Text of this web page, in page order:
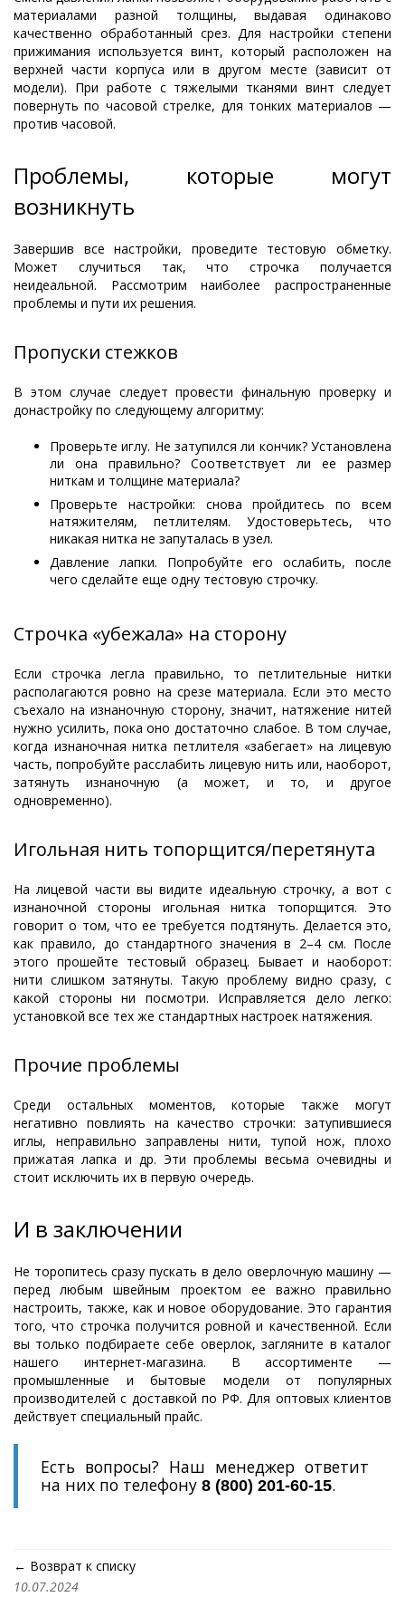
материалами разной толщины, выдавая одинаково
качественно обработанный срез. Для настройки степени
прижимания используется винт, который расположен на
верхней части корпуса или в другом месте (зависит от
модели). При работе с тяжелыми тканями винт следует
повернуть по часовой стрелке, для тонких материалов —
против часовой.
Проблемы, которые могут
возникнуть
Завершив все настройки, проведите тестовую обметку.
Может случиться так, что строчка получается
неидеальной. Рассмотрим наиболее распространенные
проблемы и пути их решения.
Пропуски стежков
В этом случае следует провести финальную проверку и
донастройку по следующему алгоритму:
Проверьте иглу. Не затупился ли кончик? Установлена
ли она правильно? Соответствует ли ее размер
ниткам и толщине материала?
Проверьте настройки: снова пройдитесь по всем
натяжителям, петлителям. Удостоверьтесь, что
никакая нитка не запуталась в узел.
Давление лапки. Попробуйте его ослабить, после
чего сделайте еще одну тестовую строчку.
Строчка «убежала» на сторону
Если строчка легла правильно, то петлительные нитки
располагаются ровно на срезе материала. Если это место
съехало на изнаночную сторону, значит, натяжение нитей
нужно усилить, пока оно достаточно слабое. В том случае,
когда изнаночная нитка петлителя «забегает» на лицевую
часть, попробуйте расслабить лицевую нить или, наоборот,
затянуть изнаночную (а может, и то, и другое
одновременно).
Игольная нить топорщится/перетянута
На лицевой части вы видите идеальную строчку, а вот с
изнаночной стороны игольная нитка топорщится. Это
говорит о том, что ее требуется подтянуть. Делается это,
как правило, до стандартного значения в 2–4 см. После
этого прошейте тестовый образец. Бывает и наоборот:
нити слишком затянуты. Такую проблему видно сразу, с
какой стороны ни посмотри. Исправляется дело легко:
установкой все тех же стандартных настроек натяжения.
Прочие проблемы
Среди остальных моментов, которые также могут
негативно повлиять на качество строчки: затупившиеся
иглы, неправильно заправлены нити, тупой нож, плохо
прижатая лапка и др. Эти проблемы весьма очевидны и
стоит исключить их в первую очередь.
И в заключении
Не торопитесь сразу пускать в дело оверлочную машину —
перед любым швейным проектом ее важно правильно
настроить, также, как и новое оборудование. Это гарантия
того, что строчка получится ровной и качественной. Если
вы только подбираете себе оверлок, загляните в каталог
нашего интернет-магазина. В ассортименте —
промышленные и бытовые модели от популярных
производителей с доставкой по РФ. Для оптовых клиентов
действует специальный прайс.
Есть вопросы? Наш менеджер ответит
на них по телефону 8 (800) 201-60-15.
← Возврат к списку
10.07.2024